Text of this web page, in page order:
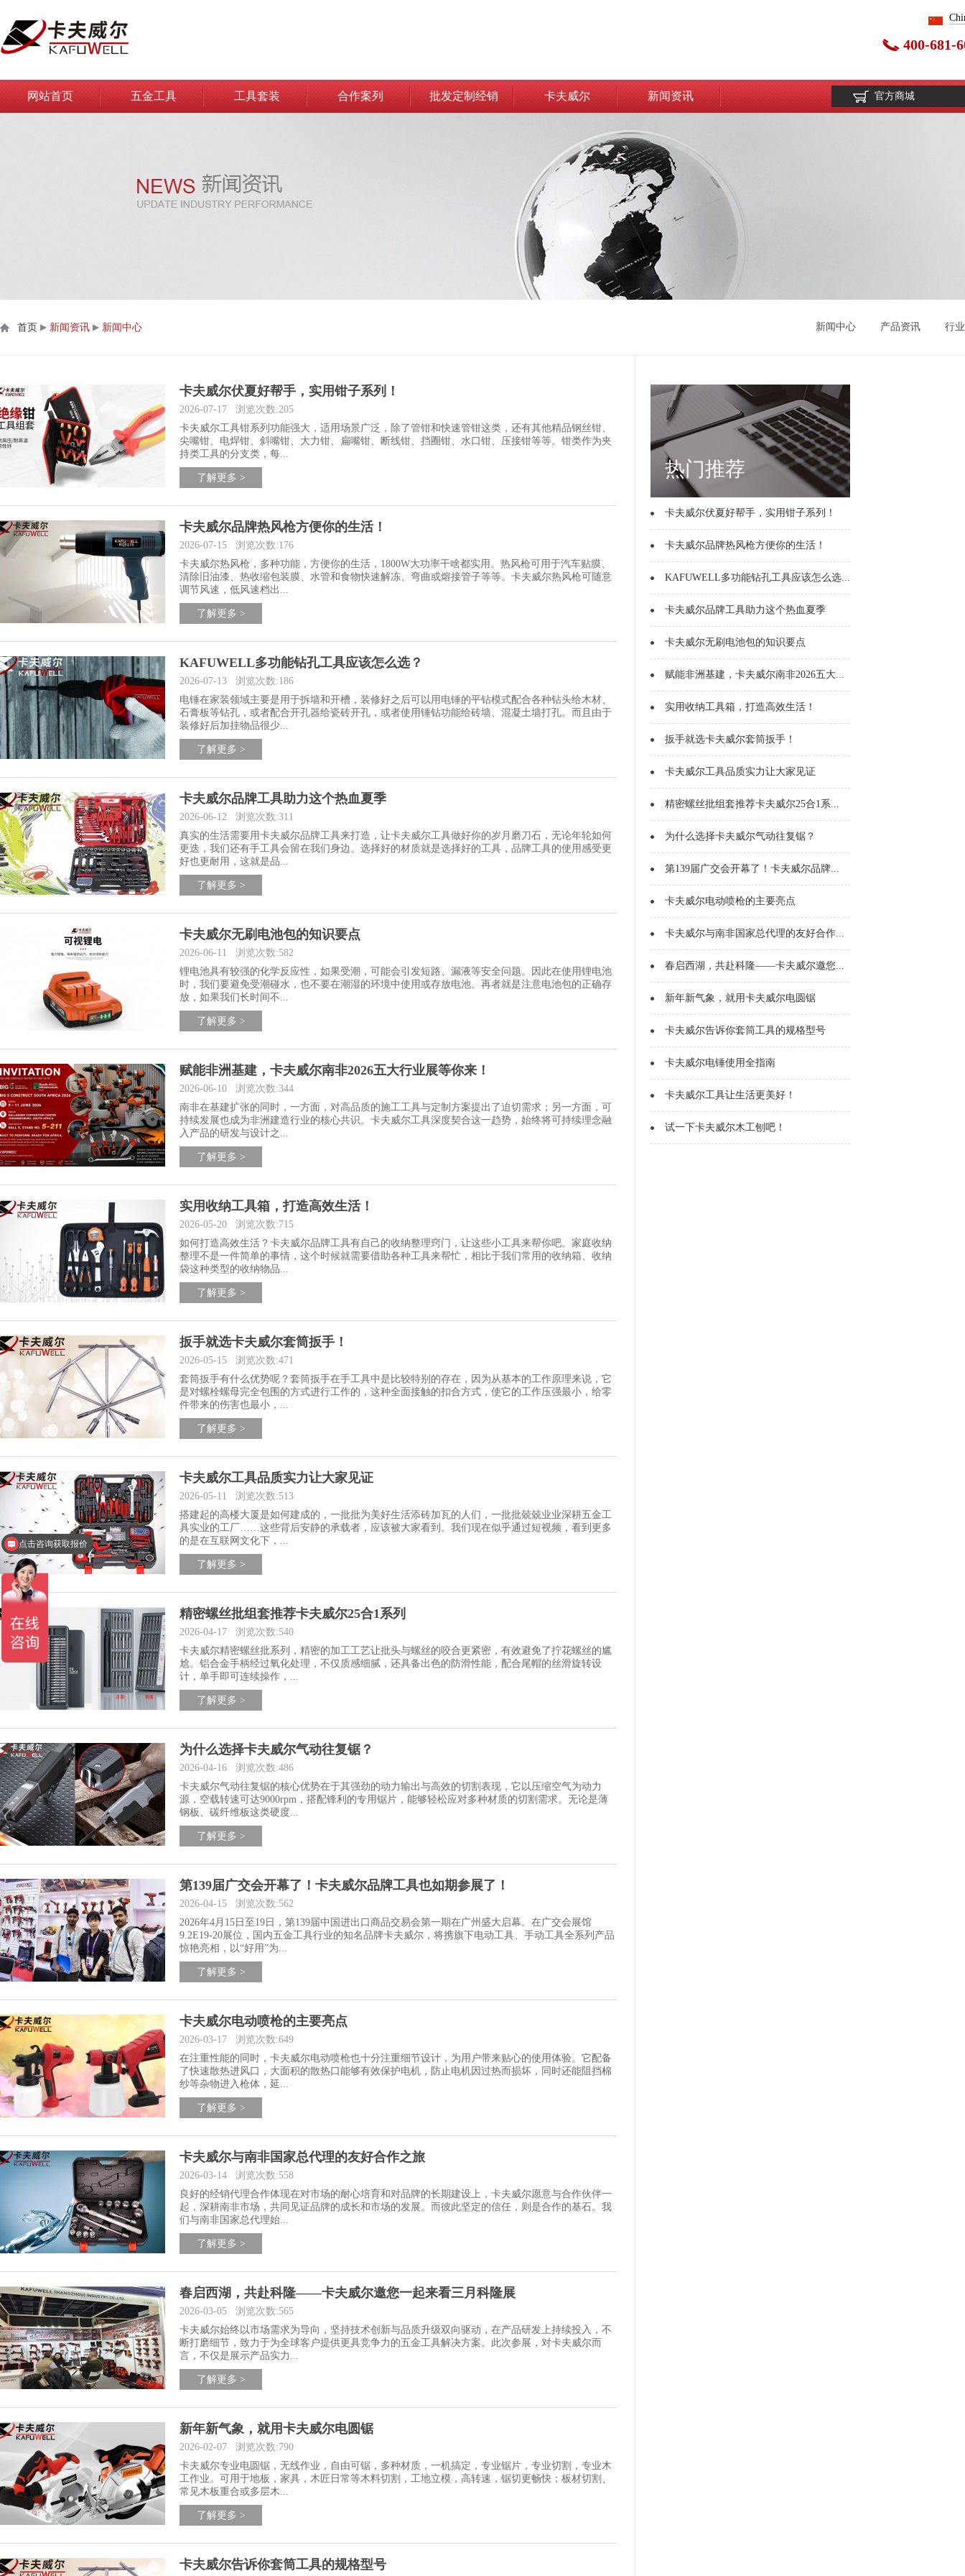
400-681-
网站首页 五金工具 工具套装 合作案列 批发定制经销 卡夫威尔 新闻资讯 官方商城
首页 ▶ 新闻资讯 ▶ 新闻中心 新闻中心 产品资讯 行
卡夫威尔伏夏好帮手，实用钳子系列！
2026-07-17
浏览次数:205
卡夫威尔工具钳系列功能强大，适用场景广泛，除了管钳和快速管钳这类，还有其他精品钢丝钳、
尖嘴钳、电焊钳、斜嘴钳、大力钳、扁嘴钳、断线钳、挡圈钳、水口钳、压接钳等等。钳类作为夹
持类工具的分支类，每...
了解更多 >
卡夫威尔品牌热风枪方便你的生活！
2026-07-15
浏览次数:176
卡夫威尔热风枪，多种功能，方便你的生活，1800W大功率干啥都实用。热风枪可用于汽车贴膜、
清除旧油漆、热收缩包装膜、水管和食物快速解冻、弯曲或熔接管子等等。卡夫威尔热风枪可随意
调节风速，低风速档出...
了解更多 >
KAFUWELL多功能钻孔工具应该怎么选？
2026-07-13
浏览次数:186
电锤在家装领域主要是用于拆墙和开槽，装修好之后可以用电锤的平钻模式配合各种钻头给木材、
石膏板等钻孔，或者配合开孔器给瓷砖开孔，或者使用锤钻功能给砖墙、混凝土墙打孔。而且由于
装修好后加挂物品很少...
了解更多 >
卡夫威尔品牌工具助力这个热血夏季
2026-06-12
浏览次数:311
真实的生活需要用卡夫威尔品牌工具来打造，让卡夫威尔工具做好你的岁月磨刀石，无论年轮如何
更迭，我们还有手工具会留在我们身边。选择好的材质就是选择好的工具，品牌工具的使用感受更
好也更耐用，这就是品...
了解更多 >
卡夫威尔无刷电池包的知识要点
2026-06-11
浏览次数:582
锂电池具有较强的化学反应性，如果受潮，可能会引发短路、漏液等安全问题。因此在使用锂电池
时，我们要避免受潮碰水，也不要在潮湿的环境中使用或存放电池。再者就是注意电池包的正确存
放，如果我们长时间不...
了解更多 >
赋能非洲基建，卡夫威尔南非2026五大行业展等你来！
2026-06-10
浏览次数:344
南非在基建扩张的同时，一方面，对高品质的施工工具与定制方案提出了迫切需求；另一方面，可
持续发展也成为非洲建造行业的核心共识。卡夫威尔工具深度契合这一趋势，始终将可持续理念融
入产品的研发与设计之...
了解更多 >
实用收纳工具箱，打造高效生活！
2026-05-20
浏览次数:715
如何打造高效生活？卡夫威尔品牌工具有自己的收纳整理窍门，让这些小工具来帮你吧。家庭收纳
整理不是一件简单的事情，这个时候就需要借助各种工具来帮忙，相比于我们常用的收纳箱、收纳
袋这种类型的收纳物品...
了解更多 >
扳手就选卡夫威尔套筒扳手！
2026-05-15
浏览次数:471
套筒扳手有什么优势呢？套筒扳手在手工具中是比较特别的存在，因为从基本的工作原理来说，它
是对螺栓螺母完全包围的方式进行工作的，这种全面接触的扣合方式，使它的工作压强最小，给零
件带来的伤害也最小，...
了解更多 >
卡夫威尔工具品质实力让大家见证
2026-05-11
浏览次数:513
搭建起的高楼大厦是如何建成的，一批批为美好生活添砖加瓦的人们，一批批兢兢业业深耕五金工
具实业的工厂……这些背后安静的承载者，应该被大家看到。我们现在似乎通过短视频，看到更多
的是在互联网文化下，...
了解更多 >
精密螺丝批组套推荐卡夫威尔25合1系列
2026-04-17
浏览次数:540
卡夫威尔精密螺丝批系列，精密的加工工艺让批头与螺丝的咬合更紧密，有效避免了拧花螺丝的尴
尬。铝合金手柄经过氧化处理，不仅质感细腻，还具备出色的防滑性能，配合尾帽的丝滑旋转设
计，单手即可连续操作，...
了解更多 >
为什么选择卡夫威尔气动往复锯？
2026-04-16
浏览次数:486
卡夫威尔气动往复锯的核心优势在于其强劲的动力输出与高效的切割表现，它以压缩空气为动力
源，空载转速可达9000rpm，搭配锋利的专用锯片，能够轻松应对多种材质的切割需求。无论是薄
钢板、碳纤维板这类硬度...
了解更多 >
第139届广交会开幕了！卡夫威尔品牌工具也如期参展了！
2026-04-15
浏览次数:562
2026年4月15日至19日，第139届中国进出口商品交易会第一期在广州盛大启幕。在广交会展馆
9.2E19-20展位，国内五金工具行业的知名品牌卡夫威尔，将携旗下电动工具、手动工具全系列产品
惊艳亮相，以“好用”为...
了解更多 >
卡夫威尔电动喷枪的主要亮点
2026-03-17
浏览次数:649
在注重性能的同时，卡夫威尔电动喷枪也十分注重细节设计，为用户带来贴心的使用体验。它配备
了快速散热进风口，大面积的散热口能够有效保护电机，防止电机因过热而损坏，同时还能阻挡棉
纱等杂物进入枪体，延...
了解更多 >
卡夫威尔与南非国家总代理的友好合作之旅
2026-03-14
浏览次数:558
良好的经销代理合作体现在对市场的耐心培育和对品牌的长期建设上，卡夫威尔愿意与合作伙伴一
起，深耕南非市场，共同见证品牌的成长和市场的发展。而彼此坚定的信任，则是合作的基石。我
们与南非国家总代理始...
了解更多 >
春启西湖，共赴科隆——卡夫威尔邀您一起来看三月科隆展
2026-03-05
浏览次数:565
卡夫威尔始终以市场需求为导向，坚持技术创新与品质升级双向驱动，在产品研发上持续投入，不
断打磨细节，致力于为全球客户提供更具竞争力的五金工具解决方案。此次参展，对卡夫威尔而
言，不仅是展示产品实力...
了解更多 >
新年新气象，就用卡夫威尔电圆锯
2026-02-07
浏览次数:790
卡夫威尔专业电圆锯，无线作业，自由可锯，多种材质，一机搞定，专业锯片，专业切割，专业木
工作业。可用于地板，家具，木匠日常等木料切割，工地立模，高转速，锯切更畅快；板材切割、
常见木板重合或多层木...
了解更多 >
卡夫威尔告诉你套筒工具的规格型号
热门推荐
卡夫威尔伏夏好帮手，实用钳子系列！
卡夫威尔品牌热风枪方便你的生活！
KAFUWELL多功能钻孔工具应该怎么选...
卡夫威尔品牌工具助力这个热血夏季
卡夫威尔无刷电池包的知识要点
赋能非洲基建，卡夫威尔南非2026五大...
实用收纳工具箱，打造高效生活！
扳手就选卡夫威尔套筒扳手！
卡夫威尔工具品质实力让大家见证
精密螺丝批组套推荐卡夫威尔25合1系...
为什么选择卡夫威尔气动往复锯？
第139届广交会开幕了！卡夫威尔品牌...
卡夫威尔电动喷枪的主要亮点
卡夫威尔与南非国家总代理的友好合作...
春启西湖，共赴科隆——卡夫威尔邀您...
新年新气象，就用卡夫威尔电圆锯
卡夫威尔告诉你套筒工具的规格型号
卡夫威尔电锤使用全指南
卡夫威尔工具让生活更美好！
试一下卡夫威尔木工刨吧！
点击咨询获取报价
咨询了解更多产品信息